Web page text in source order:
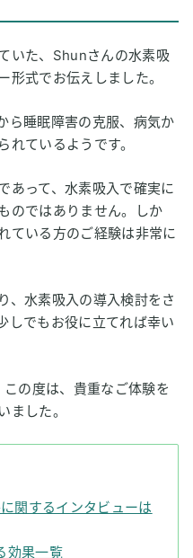
いた、Shunさんの水素吸
形式でお伝えしました。
ら睡眠障害の克服、病気か
れているようです。
あって、水素吸入で確実に
のではありません。しか
ている方のご経験は非常に
、水素吸入の導入検討をさ
しでもお役に立てれば幸い
の度は、貴重なご体験を
ました。
関するインタビューは
効果一覧